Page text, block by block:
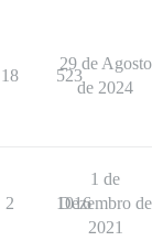
18 523
29 de Agosto
de 2024
2 1016
1 de
Dezembro de
2021